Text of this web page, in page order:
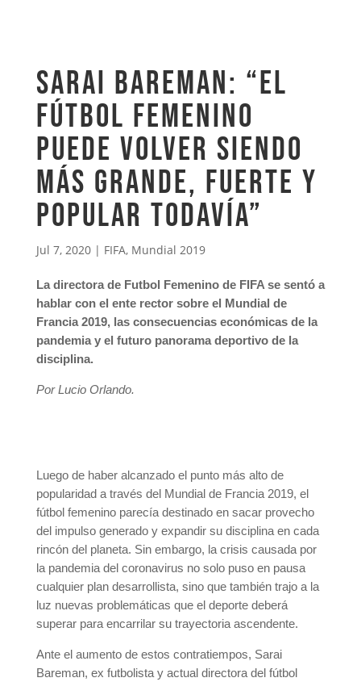
Sarai Bareman: “El
fútbol femenino
puede volver siendo
más grande, fuerte y
popular todavía”
Jul 7, 2020| FIFA, Mundial 2019
La directora de Futbol Femenino de FIFA se sentó a
hablar con el ente rector sobre el Mundial de
Francia 2019, las consecuencias económicas de la
pandemia y el futuro panorama deportivo de la
disciplina.
Por Lucio Orlando.
Luego de haber alcanzado el punto más alto de
popularidad a través del Mundial de Francia 2019, el
fútbol femenino parecía destinado en sacar provecho
del impulso generado y expandir su disciplina en cada
rincón del planeta. Sin embargo, la crisis causada por
la pandemia del coronavirus no solo puso en pausa
cualquier plan desarrollista, sino que también trajo a la
luz nuevas problemáticas que el deporte deberá
superar para encarrilar su trayectoria ascendente.
Ante el aumento de estos contratiempos, Sarai
Bareman, ex futbolista y actual directora del fútbol